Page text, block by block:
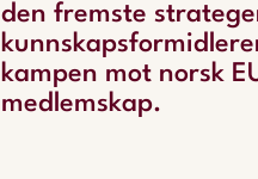
den fremste
kampen mot norsk
medlemskap.